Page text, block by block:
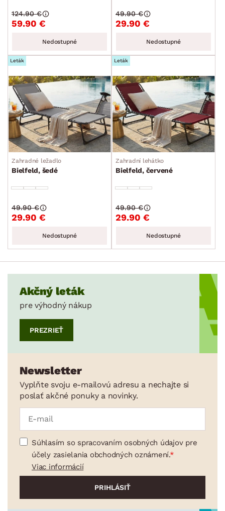
ROZMERY
min.
min. cm
min. cm max. cm
MATERIÁL
FUNKCIE
POVRCHOVÁ ÚPRAVA
ŠTÝL
MIESTNOSŤ
59.90 €
124.90 €
Nedostupné
29.90 €
49.90 €
Nedostupné
Leták
Zahradné ležadlo
Bielfeld, šedé
29.90 €
49.90 €
Nedostupné
Leták
Zahradní lehátko
Bielfeld, červené
29.90 €
49.90 €
Nedostupné
Akčný leták
pre výhodný nákup
PREZRIEŤ
Newsletter
Vyplňte svoju e-mailovú adresu a nechajte si
poslať akčné ponuky a novinky.
Súhlasím so spracovaním osobných údajov pre
účely zasielania obchodných oznámení.
Viac informácií